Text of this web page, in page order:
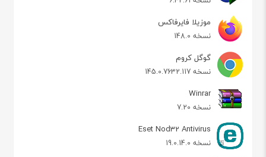
موزیلا فایرفاکس
نسخه 148.0
گوگل کروم
نسخه 145.0.7632.117
Winrar
نسخه 7.20
Eset Nod32 Antivirus
نسخه 19.0.14.0